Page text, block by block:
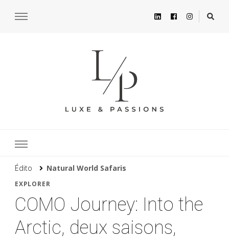
Édito Natural World Safaris
EXPLORER
COMO Journey: Into the
Arctic, deux saisons,